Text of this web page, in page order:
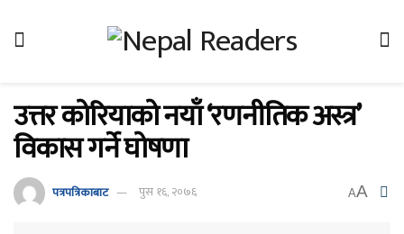
उत्तर कोरियाको नयाँ ‘रणनीतिक अस्त्र’
विकास गर्ने घोषणा
पत्रपत्रिकाबाट पुस १६, २०७६ AA